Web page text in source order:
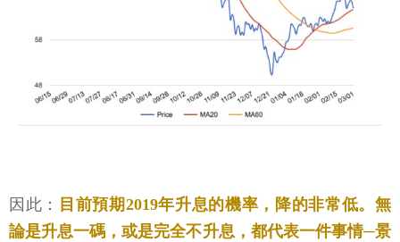
因此：
目前預期2019年升息的機率，降的非常低。無
論是升息一碼，或是完全不升息，都代表一件事情─景